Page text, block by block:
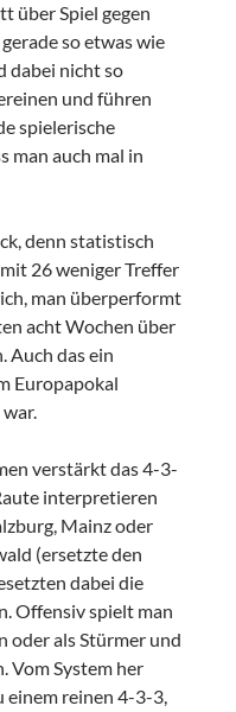
über Spiel gegen
so etwas wie
dabei nicht so
und führen
spielerische
man auch mal in
denn statistisch
26 weniger Treffer
man überperformt
acht Wochen über
Auch das ein
Europapokal
verstärkt das 4-3-
interpretieren
Mainz oder
(ersetzte den
dabei die
Offensiv spielt man
oder als Stürmer und
Vom System her
einem reinen 4-3-3,